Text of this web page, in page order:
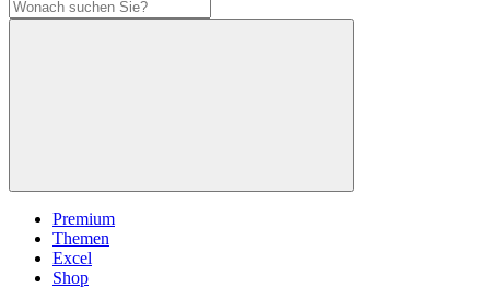
Premium
Themen
Excel
Shop